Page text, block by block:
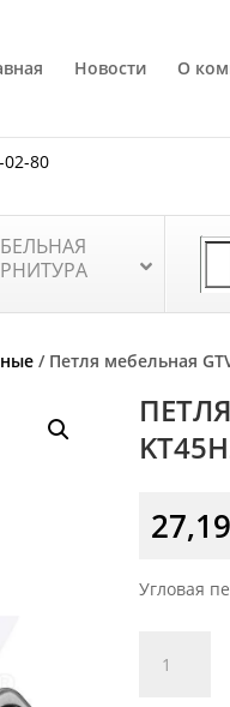
Новости О
02-80
/ Петля мебельная
27,19
Угловая
товара